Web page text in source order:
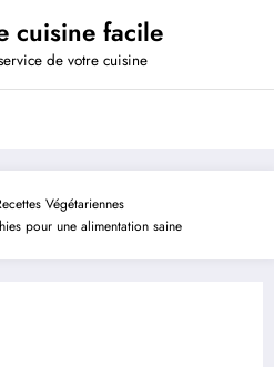
cuisine facile
de votre cuisine
Végétariennes
pour une alimentation saine